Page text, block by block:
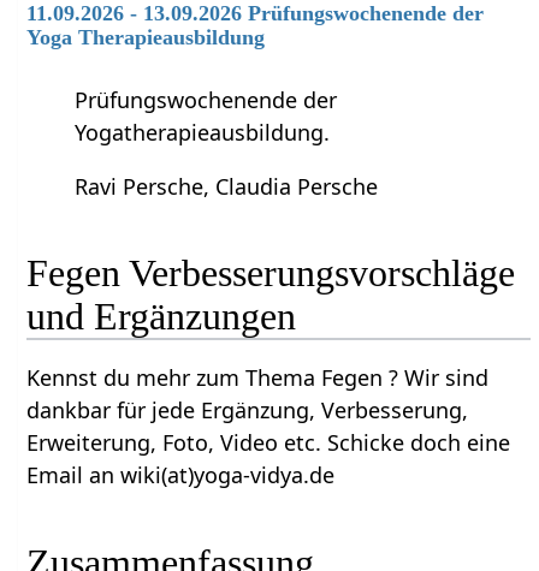
11.09.2026 - 13.09.2026 Prüfungswochenende der
Yoga Therapieausbildung
Prüfungswochenende der
Yogatherapieausbildung.
Ravi Persche, Claudia Persche
Fegen‏‎ Verbesserungsvorschläge
und Ergänzungen
Kennst du mehr zum Thema Fegen‏‎ ? Wir sind
dankbar für jede Ergänzung, Verbesserung,
Erweiterung, Foto, Video etc. Schicke doch eine
Email an wiki(at)yoga-vidya.de